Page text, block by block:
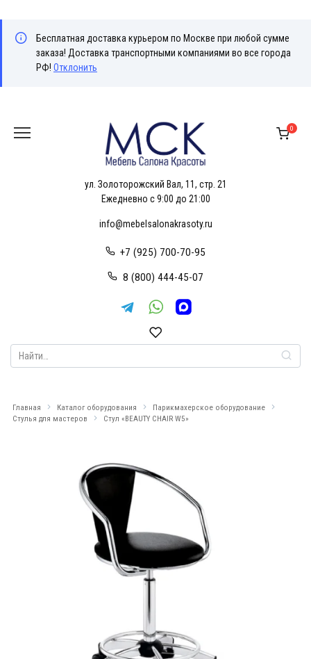
Бесплатная доставка курьером по Москве при любой сумме
заказа! Доставка транспортными компаниями во все города
РФ! Отклонить
содержанию
ул. Золоторожский Вал, 11, стр. 21
Ежедневно с 9:00 до 21:00
info@mebelsalonakrasoty.ru
+7 (925) 700-70-95
8 (800) 444-45-07
0
Search
for:
Главная Каталог оборудования
Парикмахерское оборудование
Стулья для мастеров
Стул «BEAUTY CHAIR W5»